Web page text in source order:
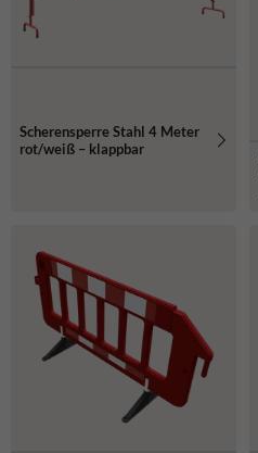
Scherensperre Stahl 4 Meter
rot/weiß – klappbar